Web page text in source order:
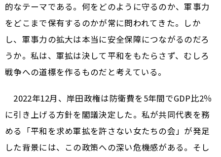
的なテーマである。何をどのように守るのか、軍事力
をどこまで保有するのかが常に問われてきた。しか
し、軍事力の拡大は本当に安全保障につながるのだろ
うか。私は、軍拡は決して平和をもたらさず、むしろ
戦争への道標を作るものだと考えている。
2022年12月、岸田政権は防衛費を5年間でGDP比2％
に引き上げる方針を閣議決定した。私が共同代表を務
める「平和を求め軍拡を許さない女たちの会」が発足
した背景には、この政策への深い危機感がある。そし